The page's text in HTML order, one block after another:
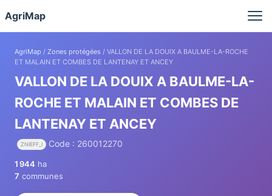
AgriMap
AgriMap / Zones protégées / VALLON DE LA DOUIX A BAULME-LA-ROCHE
ET MALAIN ET COMBES DE LANTENAY ET ANCEY
VALLON DE LA DOUIX A BAULME-LA-
ROCHE ET MALAIN ET COMBES DE
LANTENAY ET ANCEY
ZNIEFF_I Code : 260012270
1 944 ha
7 communes